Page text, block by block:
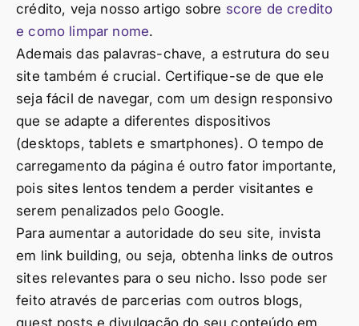
crédito, veja nosso artigo sobre score de credito
e como limpar nome.
Ademais das palavras-chave, a estrutura do seu
site também é crucial. Certifique-se de que ele
seja fácil de navegar, com um design responsivo
que se adapte a diferentes dispositivos
(desktops, tablets e smartphones). O tempo de
carregamento da página é outro fator importante,
pois sites lentos tendem a perder visitantes e
serem penalizados pelo Google.
Para aumentar a autoridade do seu site, invista
em link building, ou seja, obtenha links de outros
sites relevantes para o seu nicho. Isso pode ser
feito através de parcerias com outros blogs,
guest posts e divulgação do seu conteúdo em